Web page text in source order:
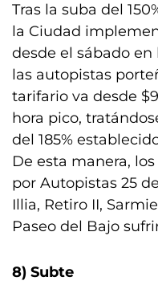
Tras la suba del
la Ciudad
desde el sábado
las autopistas
tarifario va desde
hora pico,
del 185%
De esta manera,
por Autopistas 25
Illia, Retiro II,
Paseo del Bajo
8) Subte